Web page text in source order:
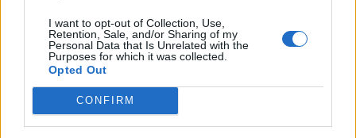
I want to opt-out of Collection, Use,
Retention, Sale, and/or Sharing of my
Personal Data that Is Unrelated with the
Purposes for which it was collected.
Opted Out
CONFIRM